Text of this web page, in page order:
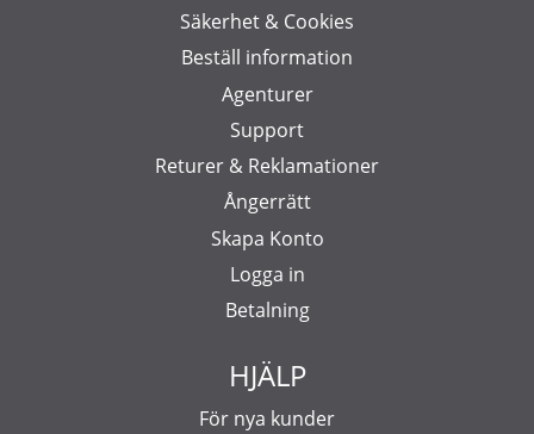
Säkerhet & Cookies
Beställ information
Agenturer
Support
Returer & Reklamationer
Ångerrätt
Skapa Konto
Logga in
Betalning
HJÄLP
För nya kunder